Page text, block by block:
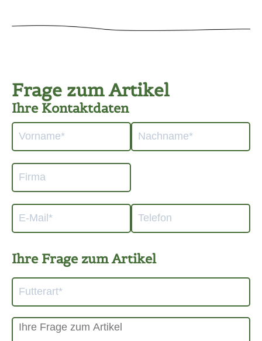
Frage zum Artikel
Ihre Kontaktdaten
Ihre Frage zum Artikel